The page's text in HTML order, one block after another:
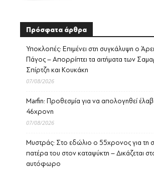
Πρόσφατα άρθρα
Υποκλοπές: Επιμένει στη συγκάλυψη ο
Πάγος – Απορρίπτει τα αιτήματα των
Σπίρτζη και Κουκάκη
07/08/2026
Marfin: Προθεσμία για να απολογηθεί
46χρονη
07/08/2026
Μυστράς: Στο εδώλιο ο 55χρονος για τη
πατέρα του στον καταψύκτη – Δικάζεται
αυτόφωρο